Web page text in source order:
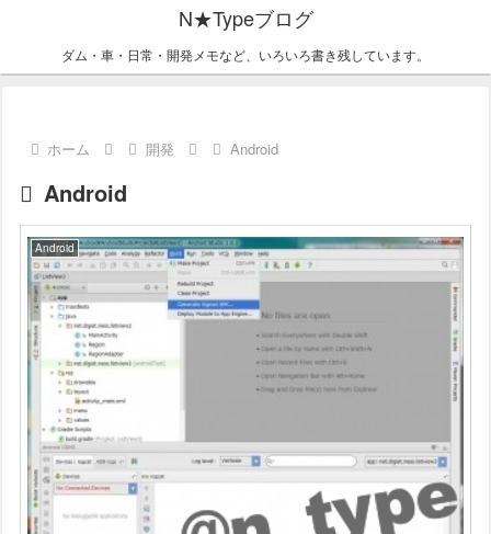
N★Typeブログ
ダム・車・日常・開発メモなど、いろいろ書き残しています。
ホーム 開発 Android
Android
Android